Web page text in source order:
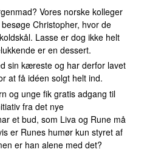
Vores norske kolleger
Christopher, hvor de
Lasse er dog ikke helt
er en dessert.
sin kæreste og har derfor lavet
at få idéen solgt helt ind.
og unge fik gratis adgang til
fra det nye
et bud, som Liva og Rune må
er Runes humør kun styret af
er han alene med det?